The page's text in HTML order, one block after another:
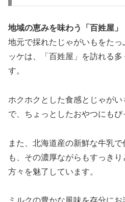
地域の恵みを味わう「百姓屋」
地元で採れたじゃがいもをた
ッケは、「百姓屋」を訪れる
す。
ホクホクとした食感とじゃが
で、ちょっとしたおやつにもぴ
また、北海道産の新鮮な牛乳
も、その濃厚ながらもすっき
方々を魅了しています。